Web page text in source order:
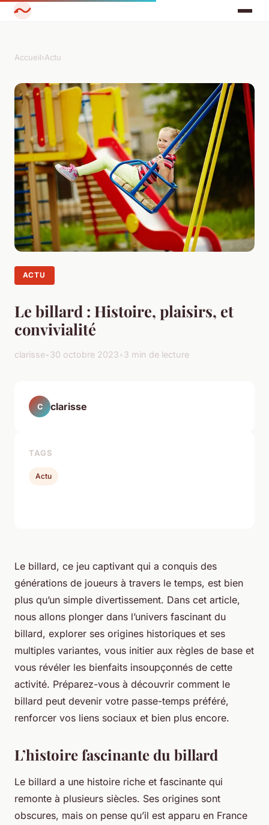
Accueil›Actu
ACTU
Le billard : Histoire, plaisirs, et
convivialité
clarisse•30 octobre 2023•3 min de lecture
Le billard, ce jeu captivant qui a conquis des
générations de joueurs à travers le temps, est bien
plus qu’un simple divertissement. Dans cet article,
nous allons plonger dans l’univers fascinant du
billard, explorer ses origines historiques et ses
multiples variantes, vous initier aux règles de base et
vous révéler les bienfaits insoupçonnés de cette
activité. Préparez-vous à découvrir comment le
billard peut devenir votre passe-temps préféré,
renforcer vos liens sociaux et bien plus encore.
L’histoire fascinante du billard
Le billard a une histoire riche et fascinante qui
remonte à plusieurs siècles. Ses origines sont
obscures, mais on pense qu’il est apparu en France
C clarisse
TAGS
Actu